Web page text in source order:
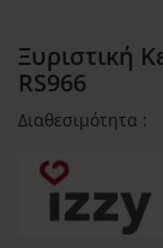
Ξυριστική
RS966
Διαθεσιμότητα :